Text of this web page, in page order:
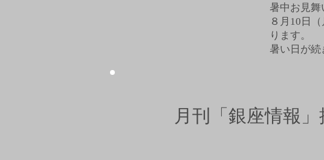
暑中お見舞
８月10日
ります。
暑い日が続
月刊「銀座情報